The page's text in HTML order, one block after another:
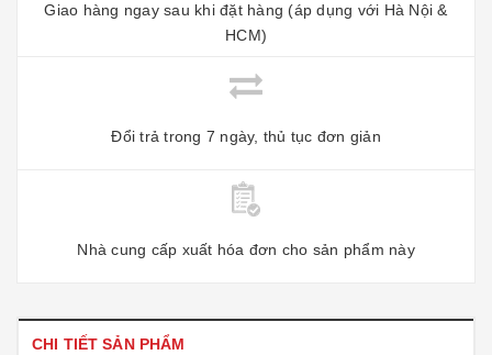
Giao hàng ngay sau khi đặt hàng (áp dụng với Hà Nội &
HCM)
Đổi trả trong 7 ngày, thủ tục đơn giản
Nhà cung cấp xuất hóa đơn cho sản phẩm này
CHI TIẾT SẢN PHẨM